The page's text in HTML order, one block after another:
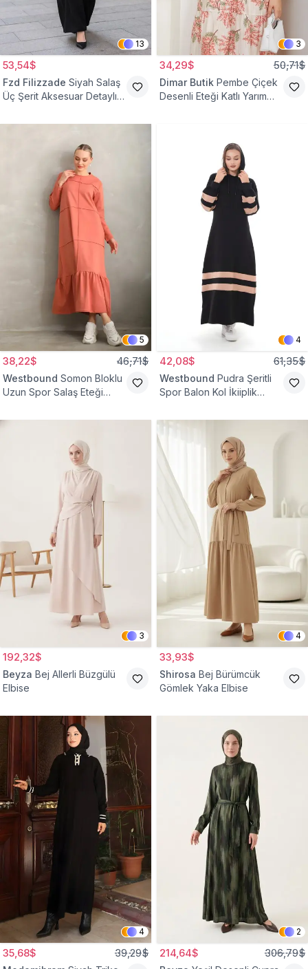
13
53,54$
Fzd Filizzade Siyah Salaş
Üç Şerit Aksesuar Detaylı
3
34,29$ 50,71$
Dimar Butik Pembe Çiçek
Desenli Eteği Katlı Yarım
5
38,22$ 46,71$
Westbound Somon Bloklu
Uzun Spor Salaş Eteği
4
42,08$ 61,35$
Westbound Pudra Şeritli
Spor Balon Kol İkiiplik
3
192,32$
Beyza Bej Allerli Büzgülü
Elbise
4
33,93$
Shirosa Bej Bürümcük
Gömlek Yaka Elbise
4
35,68$ 39,29$
2
214,64$ 306,79$